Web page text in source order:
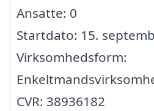
Ansatte: 0
Startdato: 15.
Virksomhedsform:
CVR: 38936182